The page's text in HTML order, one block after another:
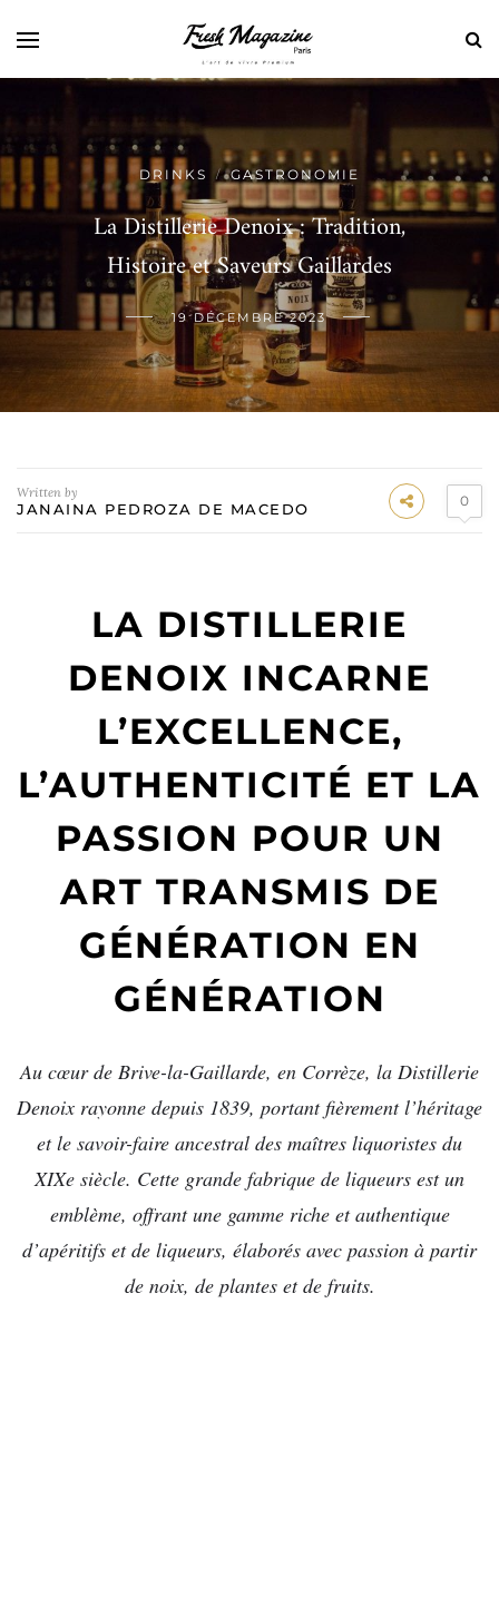
DRINKS / GASTRONOMIE
La Distillerie Denoix : Tradition,
Histoire et Saveurs Gaillardes
19 DÉCEMBRE 2023
Written by
JANAINA PEDROZA DE MACEDO 0
LA DISTILLERIE
DENOIX INCARNE
L’EXCELLENCE,
L’AUTHENTICITÉ ET LA
PASSION POUR UN
ART TRANSMIS DE
GÉNÉRATION EN
GÉNÉRATION
Au cœur de Brive-la-Gaillarde, en Corrèze, la Distillerie
Denoix rayonne depuis 1839, portant fièrement l’héritage
et le savoir-faire ancestral des maîtres liquoristes du
XIXe siècle. Cette grande fabrique de liqueurs est un
emblème, offrant une gamme riche et authentique
d’apéritifs et de liqueurs, élaborés avec passion à partir
de noix, de plantes et de fruits.